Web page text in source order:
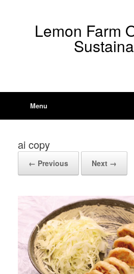
Lemon Farm
Menu
ai copy
← Previous Next →